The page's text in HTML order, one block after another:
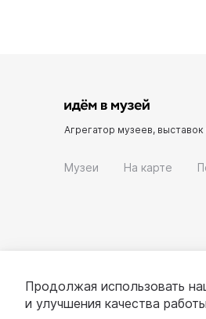
Агрегатор музеев, выставок
Музеи На карте
Продолжая использовать
и улучшения качества